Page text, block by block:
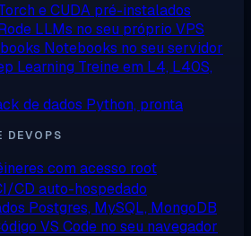
e CUDA pré-instalados
LLMs no seu próprio VPS
Notebooks no seu servidor
Learning Treine em L4, L40S,
de dados Python, pronta
DEVOPS
com acesso root
CD auto-hospedado
Postgres, MySQL, MongoDB
VS Code no seu navegador